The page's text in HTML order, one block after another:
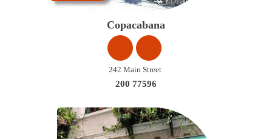
Copacabana
242 Main Street
200 77596